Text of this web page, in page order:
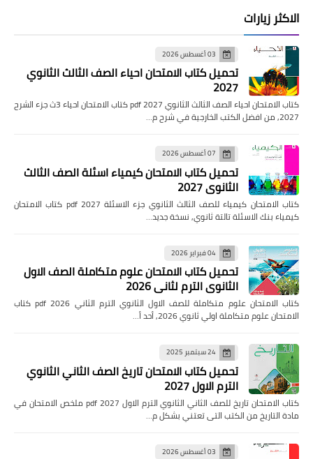
الاكثر زيارات
03 أغسطس 2026
تحميل كتاب الامتحان احياء الصف الثالث الثانوي
2027
كتاب الامتحان احياء الصف الثالث الثانوي pdf 2027 كتاب الامتحان احياء 3ث جزء الشرح
2027, من افضل الكتب الخارجية في شرح م…
07 أغسطس 2026
تحميل كتاب الامتحان كيمياء اسئلة الصف الثالث
الثانوي 2027
كتاب الامتحان كيمياء للصف الثالث الثانوي جزء الاسئلة pdf 2027 كتاب الامتحان
كيمياء بنك الاسئلة تالتة ثانوي, نسخة جديد…
04 فبراير 2026
تحميل كتاب الامتحان علوم متكاملة الصف الاول
الثانوي الترم لثاني 2026
كتاب الامتحان علوم متكاملة للصف الاول الثانوي الترم الثاني pdf 2026 كتاب
الامتحان علوم متكاملة اولي ثانوي 2026, أحد أ…
24 سبتمبر 2025
تحميل كتاب الامتحان تاريخ الصف الثاني الثانوي
الترم الاول 2027
كتاب الامتحان تاريخ للصف الثاني الثانوي الترم الاول pdf 2027 ملخص الامتحان في
مادة التاريخ من الكتب التى تعتني بشكل م…
03 أغسطس 2026